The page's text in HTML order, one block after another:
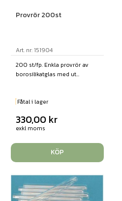
Provrör 200st
Art. nr: 151904
200 st/fp. Enkla provrör av
borosilikatglas med ut...
Fåtal i lager
330,00 kr
exkl moms
KÖP